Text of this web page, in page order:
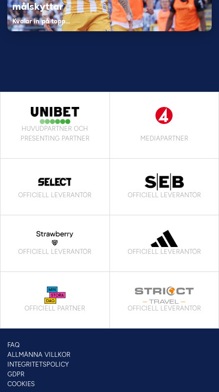
målskyttar
Kvalar in på topp…
HUVUDPARTNER OCH
PRESENTING PARTNER
MEDIAPARTNER
OFFICIELL LEVERANTÖR OFFICIELL LEVERANTÖR
OFFICIELL LEVERANTÖR OFFICIELL LEVERANTÖR
OFFICIELL PARTNER OFFICIELL LEVERANTÖR
FAQ
ALLMÄNNA VILLKOR
INTEGRITETSPOLICY
GDPR
COOKIES